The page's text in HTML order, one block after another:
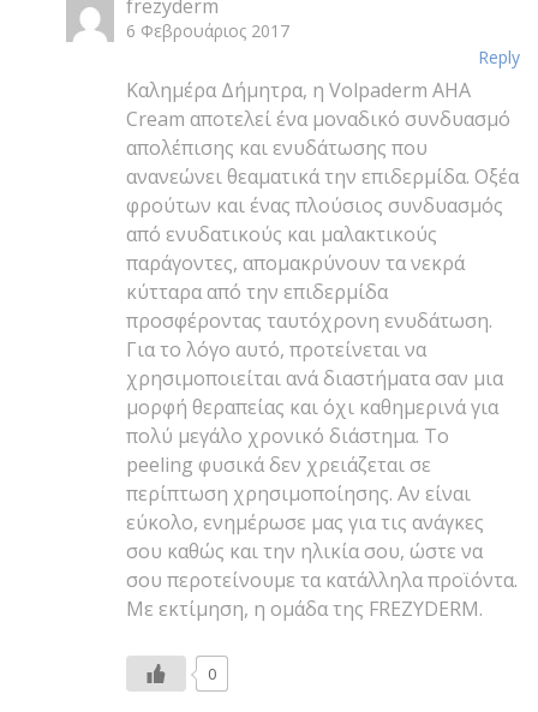
6 Φεβρουάριος 2017
Reply
Καλημέρα Δήμητρα, η Volpaderm AHA
Cream αποτελεί ένα μοναδικό συνδυασμό
απολέπισης και ενυδάτωσης που
ανανεώνει θεαματικά την επιδερμίδα. Οξέα
φρούτων και ένας πλούσιος συνδυασμός
από ενυδατικούς και μαλακτικούς
παράγοντες, απομακρύνουν τα νεκρά
κύτταρα από την επιδερμίδα
προσφέροντας ταυτόχρονη ενυδάτωση.
Για το λόγο αυτό, προτείνεται να
χρησιμοποιείται ανά διαστήματα σαν μια
μορφή θεραπείας και όχι καθημερινά για
πολύ μεγάλο χρονικό διάστημα. Το
peeling φυσικά δεν χρειάζεται σε
περίπτωση χρησιμοποίησης. Αν είναι
εύκολο, ενημέρωσε μας για τις ανάγκες
σου καθώς και την ηλικία σου, ώστε να
Με εκτίμηση, η ομάδα της FREZYDERM.